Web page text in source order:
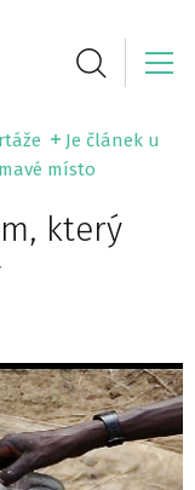
Je článek u
místo
který